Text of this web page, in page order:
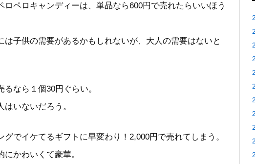
ペロキャンディーは、単品なら600円で売れたらいいほう
子供の需要があるかもしれないが、大人の需要はないと
なら１個30円ぐらい。
いないだろう。
でイケてるギフトに早変わり！2,000円で売れてしまう。
かわいくて豪華。